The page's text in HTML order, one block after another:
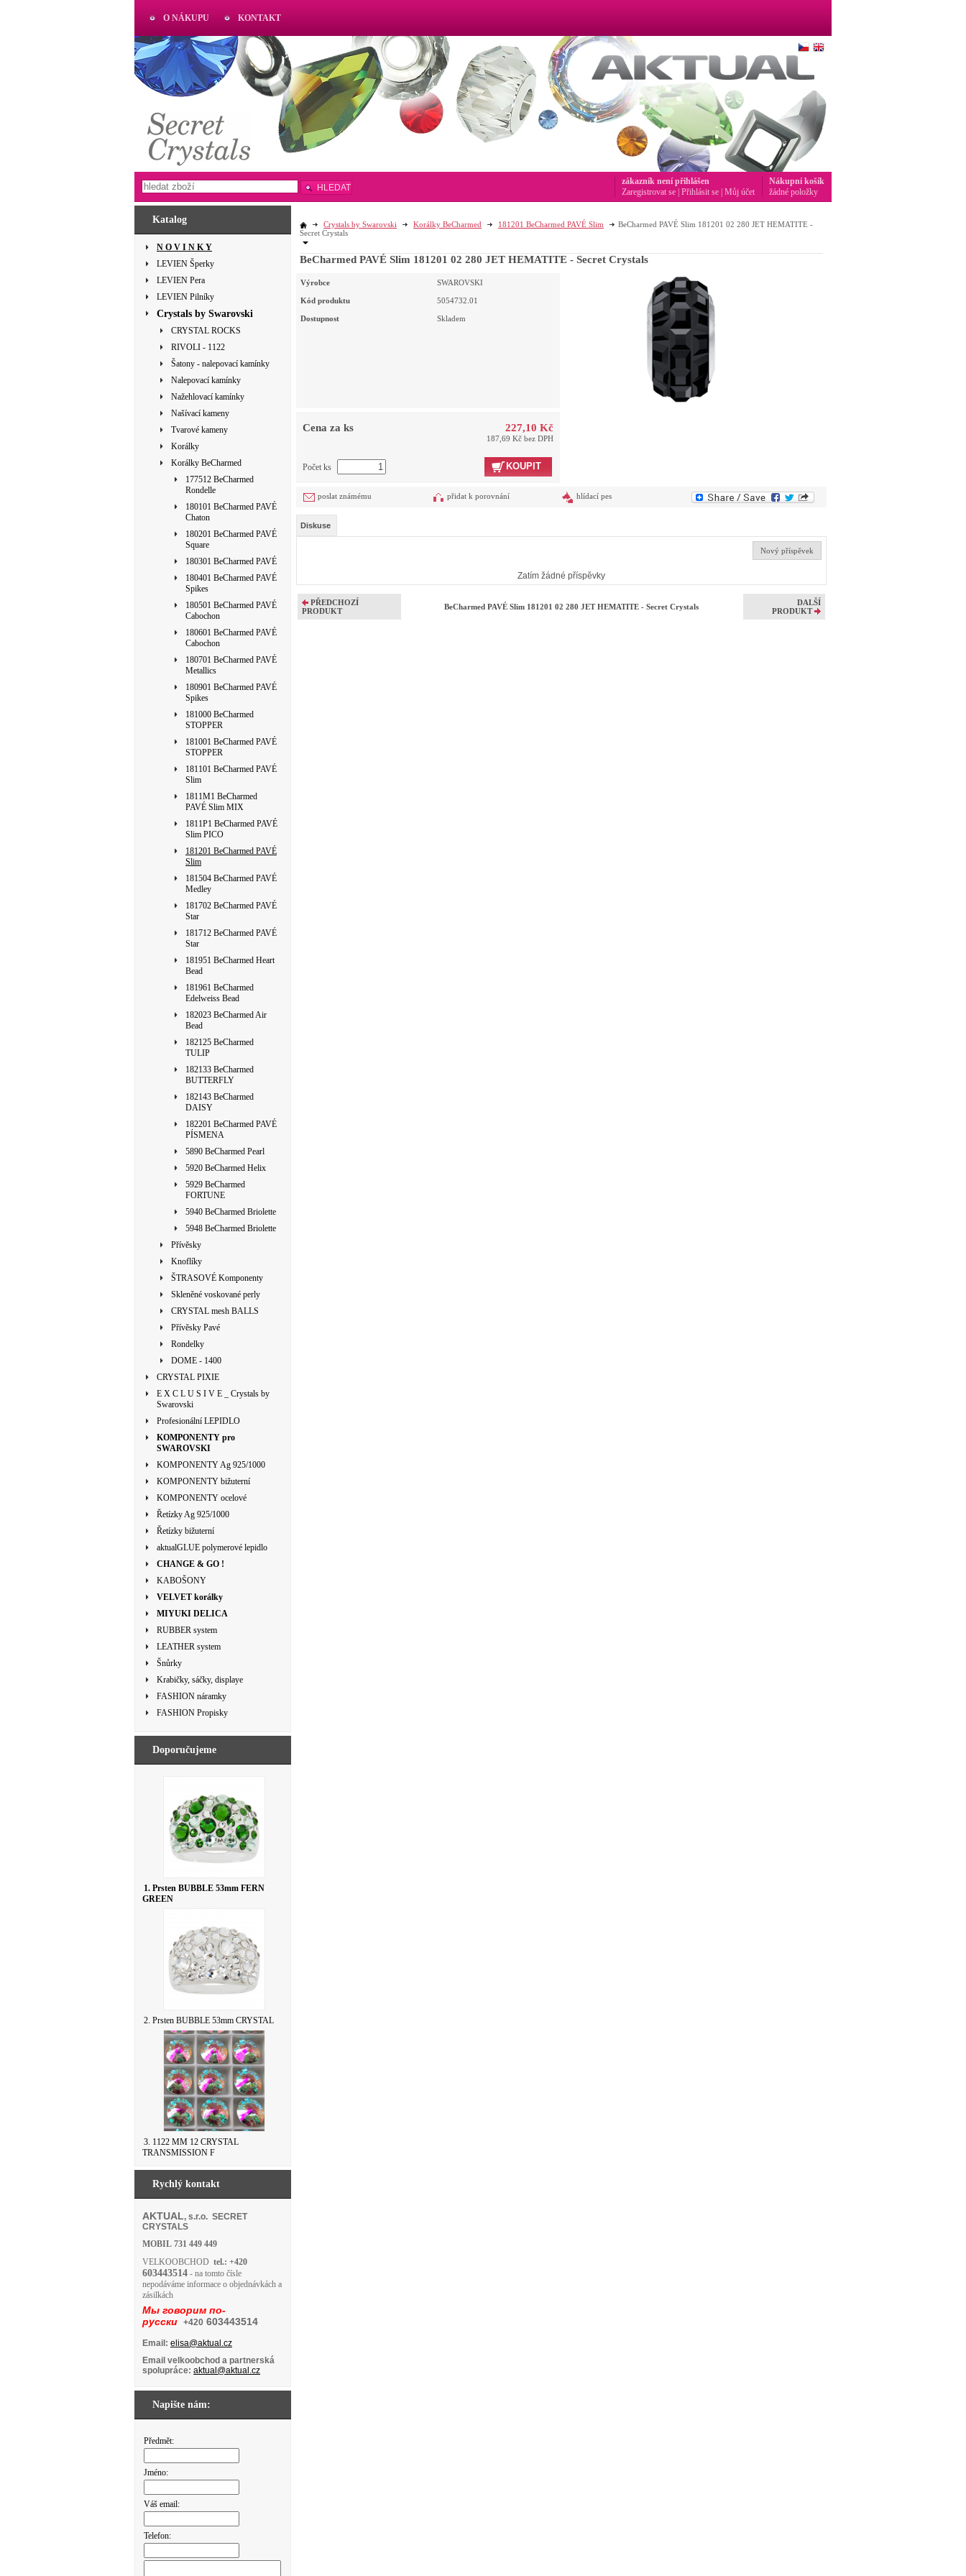
Katalog
N O V I N K Y
LEVIEN Šperky
LEVIEN Pera
LEVIEN Pilníky
Crystals by Swarovski
CRYSTAL ROCKS
RIVOLI - 1122
Šatony - nalepovací kamínky
Nalepovací kamínky
Nažehlovací kamínky
Našívací kameny
Tvarové kameny
Korálky
Korálky BeCharmed
177512 BeCharmed
Rondelle
180101 BeCharmed PAVÉ
Chaton
180201 BeCharmed PAVÉ
Square
180301 BeCharmed PAVÉ
180401 BeCharmed PAVÉ
Spikes
180501 BeCharmed PAVÉ
Cabochon
180601 BeCharmed PAVÉ
Cabochon
180701 BeCharmed PAVÉ
Metallics
180901 BeCharmed PAVÉ
Spikes
181000 BeCharmed
STOPPER
181001 BeCharmed PAVÉ
STOPPER
181101 BeCharmed PAVÉ
Slim
1811M1 BeCharmed
PAVÉ Slim MIX
1811P1 BeCharmed PAVÉ
Slim PICO
181201 BeCharmed PAVÉ
Slim
181504 BeCharmed PAVÉ
Medley
181702 BeCharmed PAVÉ
Star
181712 BeCharmed PAVÉ
Star
181951 BeCharmed Heart
Bead
181961 BeCharmed
Edelweiss Bead
182023 BeCharmed Air
Bead
182125 BeCharmed
TULIP
182133 BeCharmed
BUTTERFLY
182143 BeCharmed
DAISY
182201 BeCharmed PAVÉ
PÍSMENA
5890 BeCharmed Pearl
5920 BeCharmed Helix
5929 BeCharmed
FORTUNE
5940 BeCharmed Briolette
5948 BeCharmed Briolette
Přívěsky
Knoflíky
ŠTRASOVÉ Komponenty
Skleněné voskované perly
CRYSTAL mesh BALLS
Přívěsky Pavé
Rondelky
DOME - 1400
CRYSTAL PIXIE
E X C L U S I V E _ Crystals by
Swarovski
Profesionální LEPIDLO
KOMPONENTY pro
SWAROVSKI
KOMPONENTY Ag 925/1000
KOMPONENTY bižuterní
KOMPONENTY ocelové
Řetízky Ag 925/1000
Řetízky bižuterní
aktualGLUE polymerové lepidlo
CHANGE & GO !
KABOŠONY
VELVET korálky
MIYUKI DELICA
RUBBER system
LEATHER system
Šnůrky
Krabičky, sáčky, displaye
FASHION náramky
FASHION Propisky
Doporučujeme
1. Prsten BUBBLE 53mm FERN
GREEN
2. Prsten BUBBLE 53mm CRYSTAL
3. 1122 MM 12 CRYSTAL
TRANSMISSION F
Rychlý kontakt
AKTUAL, s.r.o. SECRET
CRYSTALS
MOBIL 731 449 449
VELKOOBCHOD tel.: +420
603443514 - na tomto čísle
nepodáváme informace o objednávkách a
zásilkách
Мы говорим по-
русски +420 603443514
Email: elisa@aktual.cz
Email velkoobchod a partnerská
spolupráce: aktual@aktual.cz
Napište nám:
Předmět:
Jméno:
Váš email:
Telefon:
Crystals by Swarovski Korálky BeCharmed 181201 BeCharmed PAVÉ Slim
BeCharmed PAVÉ Slim 181201 02 280 JET HEMATITE -
Secret Crystals
BeCharmed PAVÉ Slim 181201 02 280 JET HEMATITE - Secret Crystals
Výrobce SWAROVSKI
Kód produktu 5054732.01
Dostupnost Skladem
Cena za ks 227,10 Kč
187,69 Kč bez DPH
Počet ks KOUPIT
poslat známému přidat k porovnání hlídací pes
Diskuse
Nový příspěvek
Zatím žádné příspěvky
PŘEDCHOZÍ
PRODUKT
BeCharmed PAVÉ Slim 181201 02 280 JET HEMATITE - Secret Crystals
DALŠÍ
PRODUKT
O NÁKUPU KONTAKT
AKTUAL
www.aktual-koralky.cz
HLEDAT
Nákupní košík
žádné položky
zákazník není přihlášen
Zaregistrovat se Přihlásit se Můj účet